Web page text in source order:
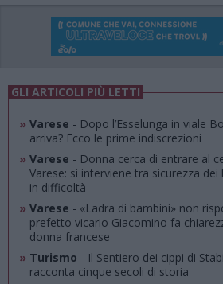
GLI ARTICOLI PIÙ LETTI
» Varese - Dopo l’Esselunga in viale
arriva? Ecco le prime indiscrezioni
» Varese - Donna cerca di entrare al
Varese: si interviene tra sicurezza
in difficoltà
» Varese - «Ladra di bambini» non
prefetto vicario Giacomino fa
donna francese
» Turismo - Il Sentiero dei cippi di
racconta cinque secoli di storia